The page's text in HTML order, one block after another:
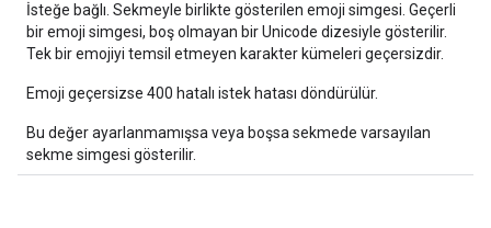
İsteğe bağlı. Sekmeyle birlikte gösterilen emoji simgesi. Geçerli
bir emoji simgesi, boş olmayan bir Unicode dizesiyle gösterilir.
Tek bir emojiyi temsil etmeyen karakter kümeleri geçersizdir.
Emoji geçersizse 400 hatalı istek hatası döndürülür.
Bu değer ayarlanmamışsa veya boşsa sekmede varsayılan
sekme simgesi gösterilir.